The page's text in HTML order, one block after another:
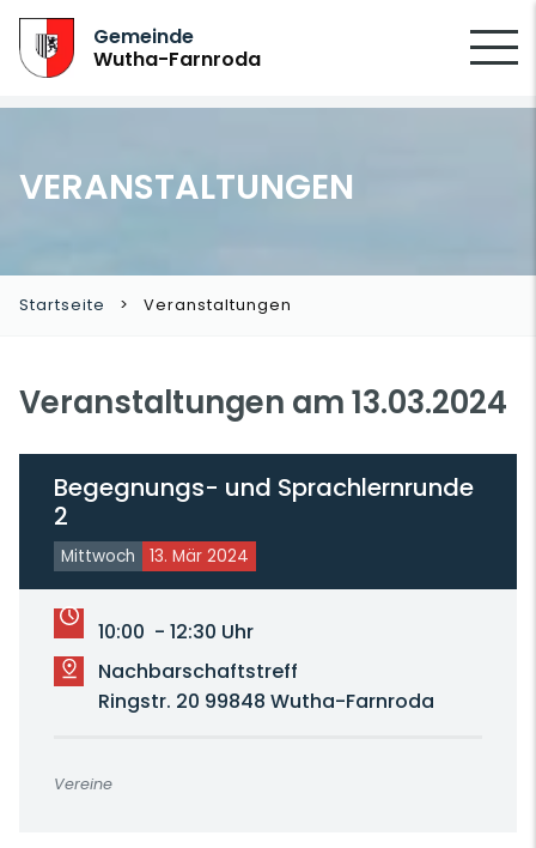
Gemeinde
Wutha-Farnroda
VERANSTALTUNGEN
Startseite Veranstaltungen
Veranstaltungen am 13.03.2024
Begegnungs- und Sprachlernrunde
2
Mittwoch 13. Mär 2024
10:00 - 12:30 Uhr
Nachbarschaftstreff
Ringstr. 20 99848 Wutha-Farnroda
Vereine